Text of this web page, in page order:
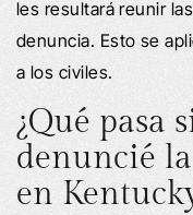
les resultará reunir
denuncia. Esto se
a los civiles.
¿Qué pasa
denuncié
en